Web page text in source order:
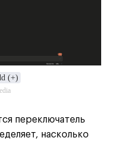
(+)
переключатель
насколько